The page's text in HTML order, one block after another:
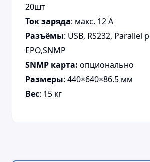
20шт
Ток заряда: макс. 12 A
Разъёмы: USB, RS232, Parallel
EPO,SNMP
SNMP карта: опционально
Размеры: 440×640×86.5 мм
Вес: 15 кг